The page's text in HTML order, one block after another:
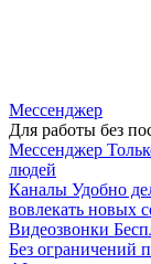
Мессенджер
Для работы без
Мессенджер
людей
Каналы Удобно
вовлекать новых
Видеозвонки
Без ограничений